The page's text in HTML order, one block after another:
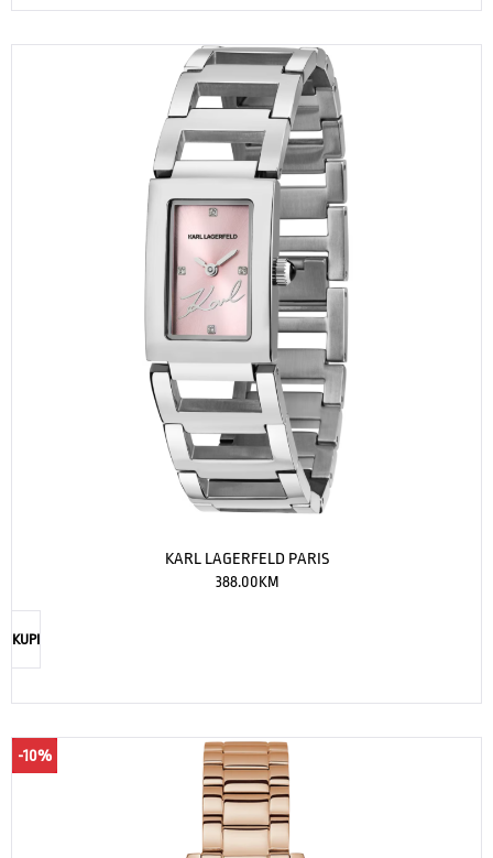
KARL LAGERFELD PARIS
388.00KM
KUPI
-10%